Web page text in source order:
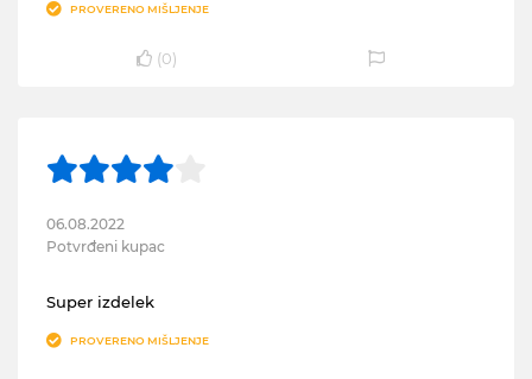
PROVERENO MIŠLJENJE
(0)
06.08.2022
Potvrđeni kupac
Super izdelek
PROVERENO MIŠLJENJE